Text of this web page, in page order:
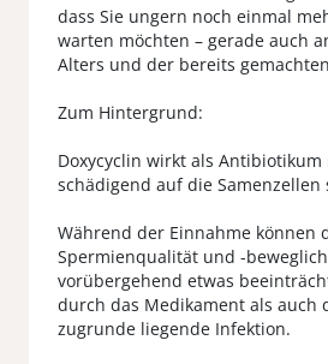
dass Sie ungern noch einmal
warten möchten – gerade auch
Alters und der bereits
Zum Hintergrund:
Doxycyclin wirkt als
schädigend auf die Samenzellen
Während der Einnahme können
Spermienqualität und -
vorübergehend etwas
durch das Medikament als auch
zugrunde liegende Infektion.